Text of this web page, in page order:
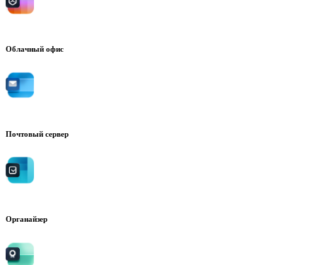
Облачный офис
Почтовый сервер
Органайзер